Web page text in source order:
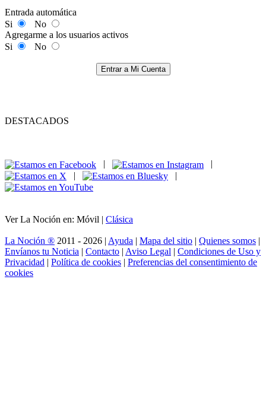
Entrada automática
Si
No
Agregarme a los usuarios activos
Si
No
Entrar a Mi Cuenta
DESTACADOS
|
|
Ver La Noción en: Móvil | Clásica
La Noción ® 2011 - 2026 | Ayuda | Mapa del sitio | Quienes somos |
Envíanos tu Noticia | Contacto | Aviso Legal | Condiciones de Uso y
Privacidad | Política de cookies | Preferencias del consentimiento de
cookies